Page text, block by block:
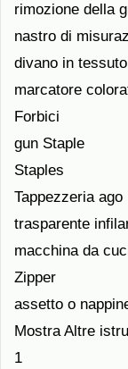
rimozione della
nastro di
divano in tessuto
marcatore
Forbici
gun Staple
Staples
Tappezzeria ago
trasparente
macchina da
Zipper
assetto o
Mostra Altre
1